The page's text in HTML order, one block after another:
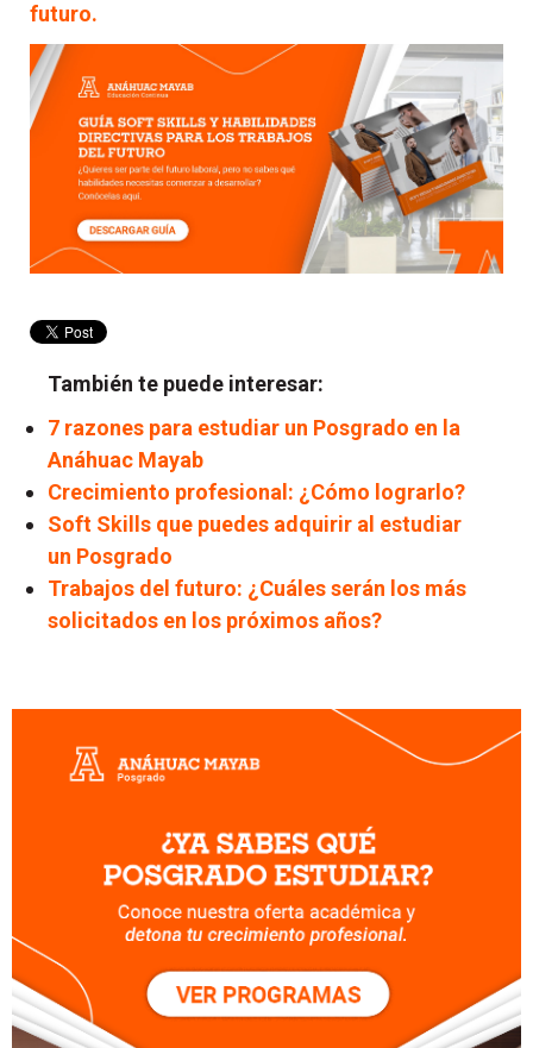
futuro.
También te puede interesar:
7 razones para estudiar un Posgrado en la
Anáhuac Mayab
Crecimiento profesional: ¿Cómo lograrlo?
Soft Skills que puedes adquirir al estudiar
un Posgrado
Trabajos del futuro: ¿Cuáles serán los más
solicitados en los próximos años?